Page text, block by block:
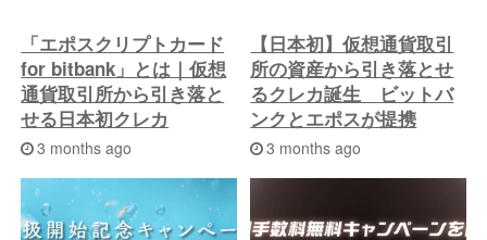
へ
「エポスクリプトカード
for bitbank」とは｜仮想
通貨取引所から引き落と
せる日本初クレカ
3 months ago
【日本初】仮想通貨取引
所の資産から引き落とせ
るクレカ誕生 ビットバ
ンクとエポスが提携
3 months ago